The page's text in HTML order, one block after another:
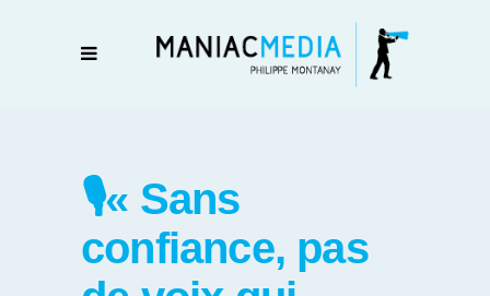
🎙️« Sans
confiance, pas